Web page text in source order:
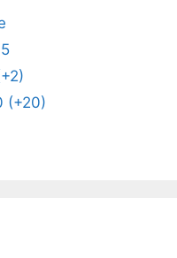
(+20)